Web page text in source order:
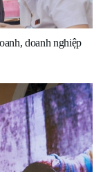
doanh nghiệp